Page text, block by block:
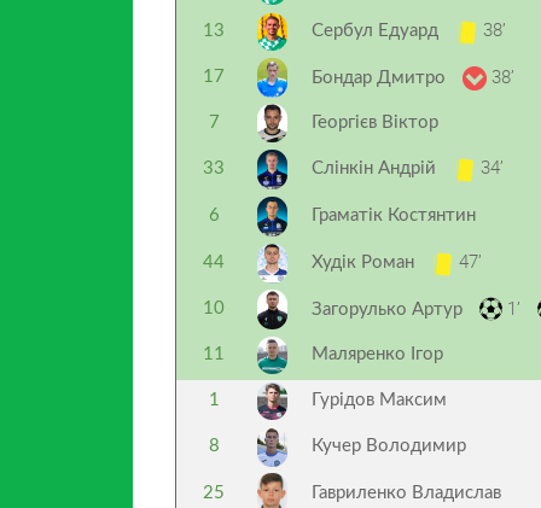
13 Сербул Едуард 38’
17 Бондар Дмитро 38’
7 Георгієв Віктор
33 Слінкін Андрій 34’
6 Граматік Костянтин
44 Худік Роман 47’
10 Загорулько Артур 1’
11 Маляренко Ігор
1 Гурідов Максим
8 Кучер Володимир
25 Гавриленко Владислав